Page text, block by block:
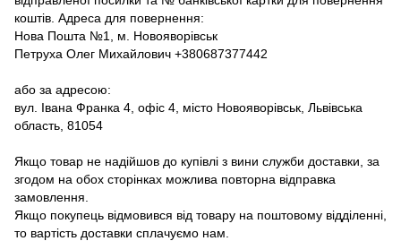
коштів. Адреса для повернення:
Нова Пошта №1, м. Новояворівськ
Петруха Олег Михайлович +380687377442
або за адресою:
вул. Івана Франка 4, офіс 4, місто Новояворівськ, Львівська
область, 81054
Якщо товар не надійшов до купівлі з вини служби доставки, за
згодом на обох сторінках можлива повторна відправка
замовлення.
Якщо покупець відмовився від товару на поштовому відділенні,
то вартість доставки сплачуємо нам.